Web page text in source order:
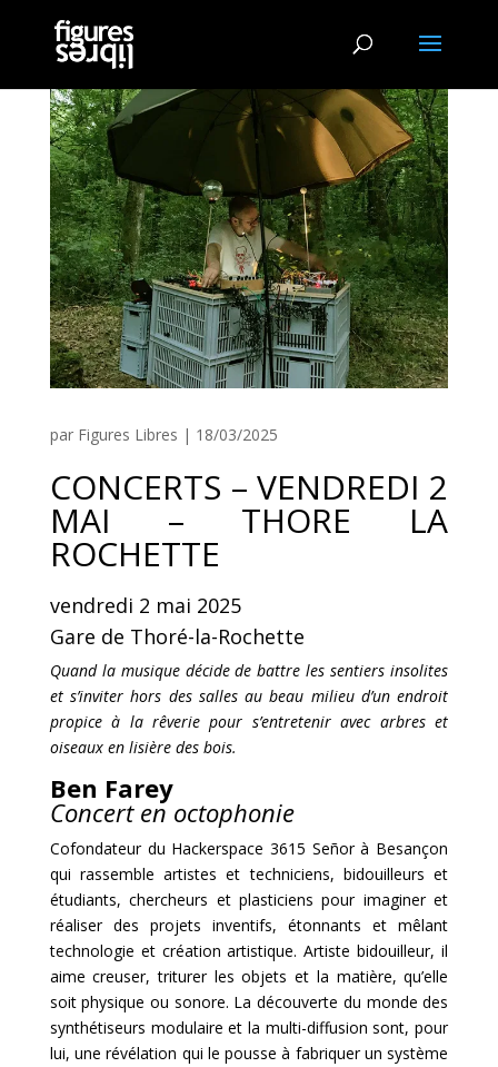
par Figures Libres | 18/03/2025
CONCERTS – VENDREDI 2
MAI – THORE LA
ROCHETTE
vendredi 2 mai 2025
Gare de Thoré-la-Rochette
Quand la musique décide de battre les sentiers insolites
et s’inviter hors des salles au beau milieu d’un endroit
propice à la rêverie pour s’entretenir avec arbres et
oiseaux en lisière des bois.
Ben Farey
Concert en octophonie
Cofondateur du Hackerspace 3615 Señor à Besançon
qui rassemble artistes et techniciens, bidouilleurs et
étudiants, chercheurs et plasticiens pour imaginer et
réaliser des projets inventifs, étonnants et mêlant
technologie et création artistique. Artiste bidouilleur, il
aime creuser, triturer les objets et la matière, qu’elle
soit physique ou sonore. La découverte du monde des
synthétiseurs modulaire et la multi-diffusion sont, pour
lui, une révélation qui le pousse à fabriquer un système